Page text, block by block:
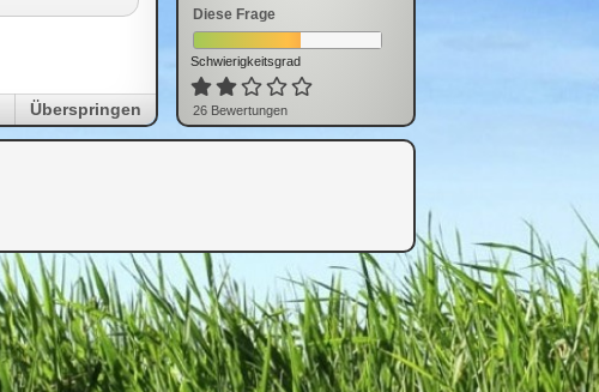
Überspringen
Diese Frage
Schwierigkeitsgrad
26 Bewertungen